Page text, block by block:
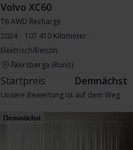
Volvo XC60
T6 AWD Recharge
2024
107 410 Kilometer
Elektrisch/Benzin
Åkersberga (Runö)
Startpreis Demnächst
Unsere Bewertung ist auf dem Weg
Demnächst